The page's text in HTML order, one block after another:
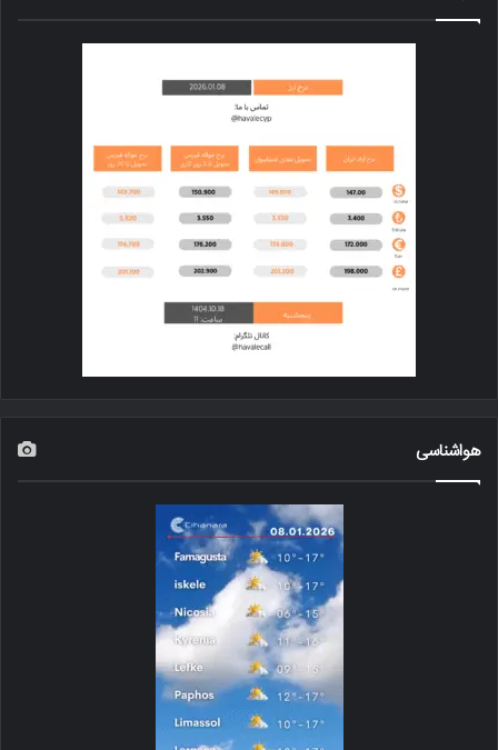
هواشناسی